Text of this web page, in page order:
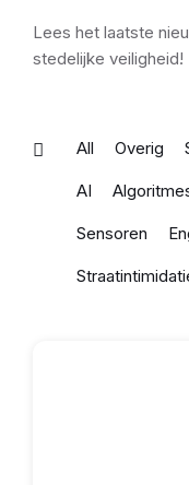
Lees het laatste
stedelijke veiligheid!
All Overig
AI
Sensoren